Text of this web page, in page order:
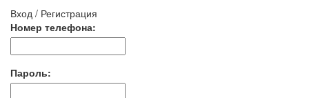
Вход / Регистрация
Номер телефона:
Пароль: